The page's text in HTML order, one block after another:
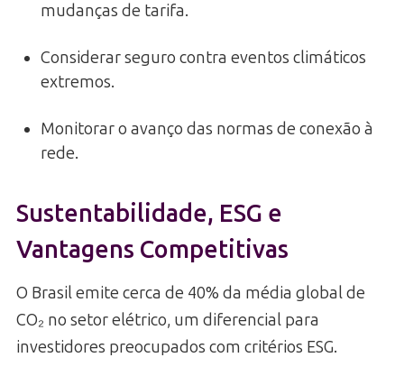
mudanças de tarifa.
Considerar seguro contra eventos climáticos
extremos.
Monitorar o avanço das normas de conexão à
rede.
Sustentabilidade, ESG e
Vantagens Competitivas
O Brasil emite cerca de 40% da média global de
CO₂ no setor elétrico, um diferencial para
investidores preocupados com critérios ESG.